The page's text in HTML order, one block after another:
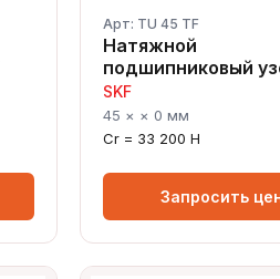
Арт: TU 45 TF
Натяжной
подшипниковый
SKF
45 × × 0 мм
Cr = 33 200 Н
Запросить